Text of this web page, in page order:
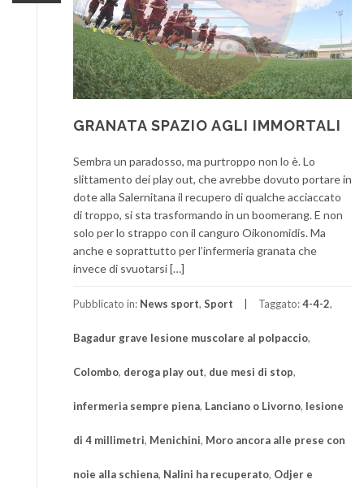
GRANATA SPAZIO AGLI IMMORTALI
Sembra un paradosso, ma purtroppo non lo è. Lo
slittamento dei play out, che avrebbe dovuto portare in
dote alla Salernitana il recupero di qualche acciaccato
di troppo, si sta trasformando in un boomerang. E non
solo per lo strappo con il canguro Oikonomidis. Ma
anche e soprattutto per l’infermeria granata che
invece di svuotarsi […]
Pubblicato in: News sport, Sport Taggato:4-4-2,
Bagadur grave lesione muscolare al polpaccio,
Colombo, deroga play out, due mesi di stop,
infermeria sempre piena, Lanciano o Livorno, lesione
di 4 millimetri, Menichini, Moro ancora alle prese con
noie alla schiena, Nalini ha recuperato, Odjer e